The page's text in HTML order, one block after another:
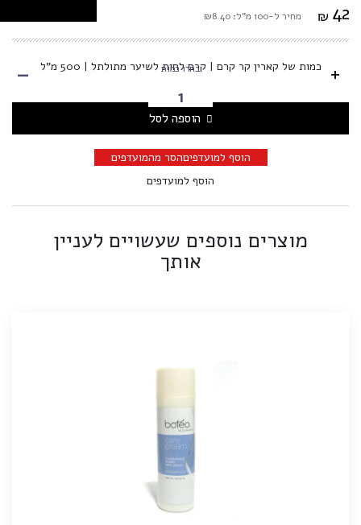
₪ 42 מחיר ל-100 מ"ל: ₪8.40
+ כמות של קארין קר קרם | קרם לחות לשיער מתולתל | 500 מ"ל
בחרו כמות -
הוספה לסל
הוסף למועדפיםהסר מהמועדפים
הוסף למועדפים
מוצרים נוספים שעשויים לעניין
אותך